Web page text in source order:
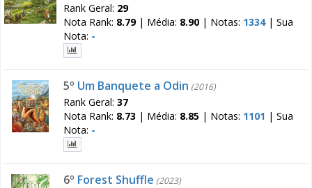
Rank Geral: 29
Nota Rank: 8.79| Média: 8.90 | Notas: 1334| Sua
Nota: -
5º Um Banquete a Odin (2016)
Rank Geral: 37
Nota Rank: 8.73 | Média: 8.85 | Notas: 1101 | Sua
Nota: -
6º Forest Shuffle (2023)